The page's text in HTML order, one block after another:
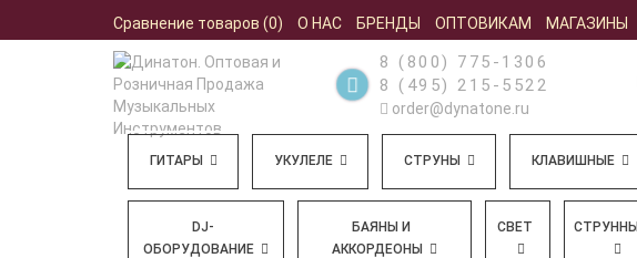
Сравнение товаров (0) О НАС БРЕНДЫ ОПТОВИКАМ МАГАЗИНЫ
8 (800) 775-1306
8 (495) 215-5522
order@dynatone.ru
ГИТАРЫ УКУЛЕЛЕ СТРУНЫ КЛАВИШНЫЕ
DJ-
ОБОРУДОВАНИЕ
БАЯНЫ И
АККОРДЕОНЫ
СВЕТ